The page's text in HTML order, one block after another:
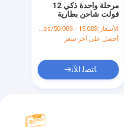
مرحلة واحدة ذكي 12
فولت شاحن بطارية
الدائرة الواقية الزائد
الأسعار:$15.00 - $50.00/Pieces
أحصل على آخر سعر
ﺎﺘﺼﻟ ﺍﻶﻧ